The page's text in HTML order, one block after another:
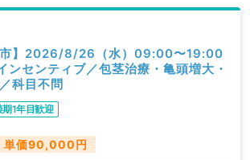
市】2026/8/26（水）09:00〜19:00
センティブ／包茎治療・亀頭増大・
科目不問
期1年目歓迎
単価90,000円